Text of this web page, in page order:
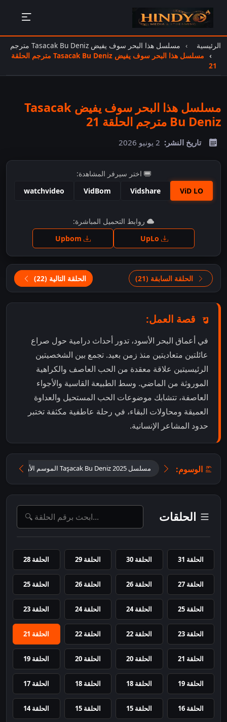
الرئيسية
مسلسل هذا البحر سوف يفيض Tasacak Bu Deniz مترجم
مسلسل هذا البحر سوف يفيض Tasacak Bu Deniz مترجم الحلقة
21
مسلسل هذا البحر سوف يفيض Tasacak
Bu Deniz مترجم الحلقة 21
تاريخ النشر: 2 يونيو 2026
اختر سيرفر المشاهدة:
ViD LO
Vidshare
VidBom
watchvideo
اضغط للمشاهدة
روابط التحميل المباشرة:
الحلقة السابقة (21) الحلقة التالية (22)
قصة العمل:
في أعماق البحر الأسود، تدور أحداث درامية حول صراع
عائلتين متعاديتين منذ زمن بعيد. تجمع بين الشخصيتين
الرئيسيتين علاقة معقدة من الحب العاصف والكراهية
الموروثة من الماضي. وسط الطبيعة القاسية والأجواء
العاصفة، تتشابك موضوعات الحب المستحيل والعداوة
العميقة ومحاولات البقاء، في رحلة عاطفية مكثفة تختبر
حدود المشاعر الإنسانية.
الوسوم: مسلسل Taşacak Bu Deniz 2025 الموسم الأول مترجم
الحلقات
الحلقة 31 الحلقة 30 الحلقة 29 الحلقة 28
الحلقة 27 الحلقة 26 الحلقة 26 الحلقة 25
الحلقة 25 الحلقة 24 الحلقة 24 الحلقة 23
الحلقة 23 الحلقة 22 الحلقة 22 الحلقة 21
الحلقة 21 الحلقة 20 الحلقة 20 الحلقة 19
الحلقة 19 الحلقة 18 الحلقة 18 الحلقة 17
الحلقة 16 الحلقة 15 الحلقة 15 الحلقة 14